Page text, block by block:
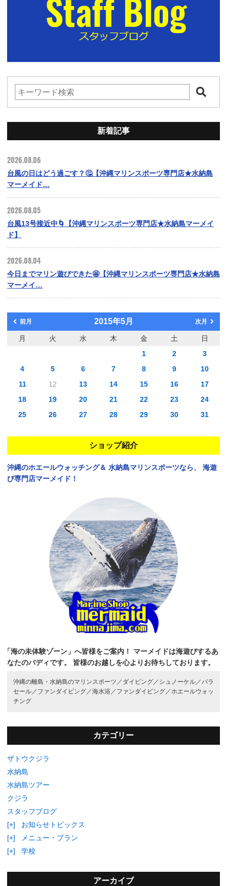
新着記事
2026.08.06
台風の日はどう過ごす？🤔【沖縄マリンスポーツ専門店★水納島
マーメイド…
2026.08.05
台風13号接近中🌀【沖縄マリンスポーツ専門店★水納島マーメイ
ド】
2026.08.04
今日までマリン遊びできた🤩【沖縄マリンスポーツ専門店★水納島
マーメイ…
前月 2015年5月 次月
月 火 水 木 金 土
日
1
2
3
4
5 6 7 8 9
10
11
12 13 14 15 16
17
18
19 20 21 22 23
24
25
26 27 28 29 30 31
ショップ紹介
沖縄のホエールウォッチング＆ 水納島マリンスポーツなら、
海遊
び専門店マーメイド！
「海の未体験ゾーン」へ皆様をご案内！
マーメイドは海遊びするあ
なたのバディです。
皆様のお越しを心よりお待ちしております。
沖縄の離島・水納島のマリンスポーツ／ ダイビング／ シュノーケル／パラ
セール／ ファンダイビング／海水浴／ ファンダイビング／ホエールウォッ
チング
カテゴリー
ザトウクジラ
水納島
水納島ツアー
クジラ
スタッフブログ
[+]
お知らせトピックス
[+]
メニュー・プラン
[+]
学校
アーカイブ